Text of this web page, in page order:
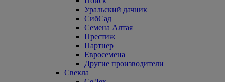
Уральский дачник
СибСад
Семена Алтая
Престиж
Партнер
Евросемена
Другие производители
Свекла